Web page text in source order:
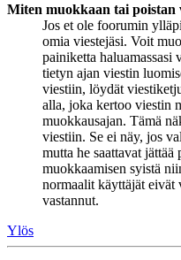
Miten muokkaan tai poistan
Jos et ole foorumin
omia viestejäsi. Voit
painiketta haluamassasi
tietyn ajan viestin
viestiin, löydät
alla, joka kertoo viestin
muokkausajan. Tämä
viestiin. Se ei näy, jos
mutta he saattavat
muokkaamisen syistä
normaalit käyttäjät eivät
vastannut.
Ylös